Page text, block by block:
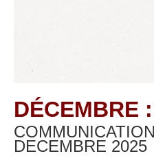
DÉCEMBRE :
DECEMBRE 2025